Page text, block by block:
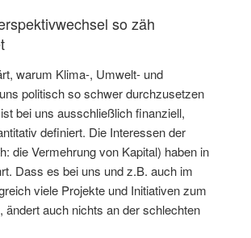
so zäh
warum Klima-, Umwelt- und
politisch so schwer durchzusetzen
bei uns ausschließlich finanziell,
definiert. Die Interessen der
die Vermehrung von Kapital) haben in
Dass es bei uns und z.B. auch im
viele Projekte und Initiativen zum
ändert auch nichts an der schlechten